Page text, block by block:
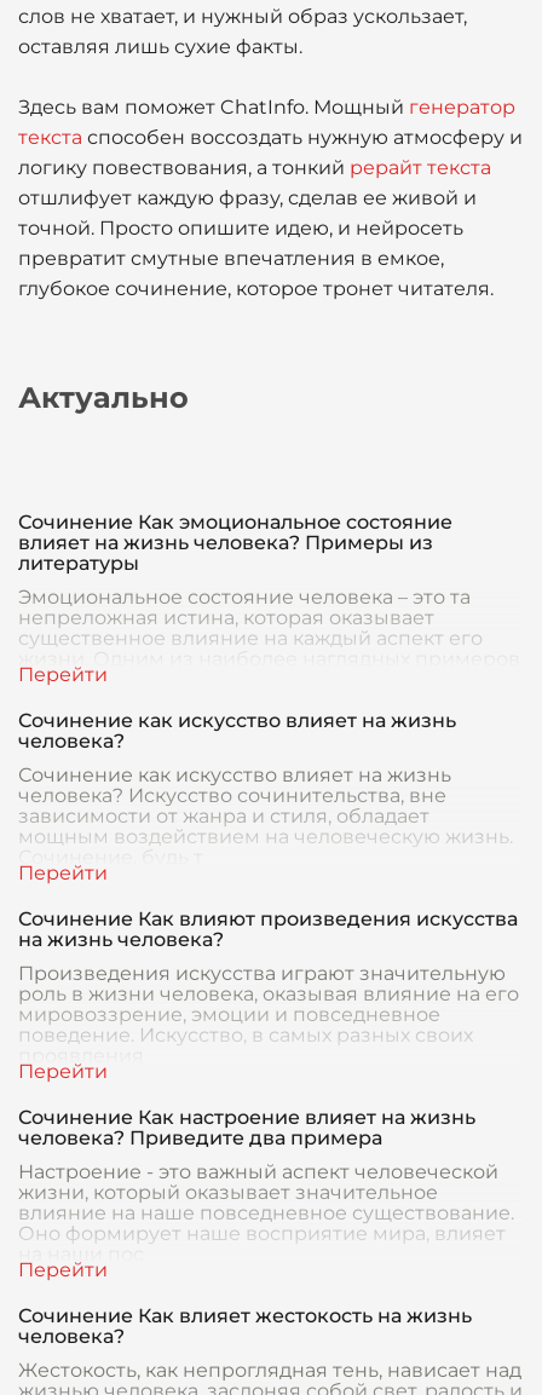
слов не хватает, и нужный образ ускользает,
оставляя лишь сухие факты.
Здесь вам поможет ChatInfo. Мощный генератор
текста способен воссоздать нужную атмосферу и
логику повествования, а тонкий рерайт текста
отшлифует каждую фразу, сделав ее живой и
точной. Просто опишите идею, и нейросеть
превратит смутные впечатления в емкое,
глубокое сочинение, которое тронет читателя.
Актуально
Сочинение Как эмоциональное состояние
влияет на жизнь человека? Примеры из
литературы
Эмоциональное состояние человека – это та
непреложная истина, которая оказывает
существенное влияние на каждый аспект его
жизни. Одним из наиболее наглядных примеров
в литературе я
Сочинение как искусство влияет на жизнь
человека?
Сочинение как искусство влияет на жизнь
человека? Искусство сочинительства, вне
зависимости от жанра и стиля, обладает
мощным воздействием на человеческую жизнь.
Сочинение, будь т
Сочинение Как влияют произведения искусства
на жизнь человека?
Произведения искусства играют значительную
роль в жизни человека, оказывая влияние на его
мировоззрение, эмоции и повседневное
поведение. Искусство, в самых разных своих
Сочинение Как настроение влияет на жизнь
человека? Приведите два примера
Настроение - это важный аспект человеческой
жизни, который оказывает значительное
влияние на наше повседневное существование.
Оно формирует наше восприятие мира, влияет
Сочинение Как влияет жестокость на жизнь
человека?
Жестокость, как непроглядная тень, нависает над